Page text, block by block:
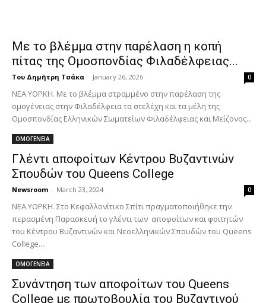
Με το βλέμμα στην παρέλαση η κοπή
πίτας της Ομοσπονδίας Φιλαδέλφειας...
Του Δημήτρη Τσάκα - January 26, 2026 0
ΝΕΑ ΥΟΡΚΗ. Με το βλέμμα στραμμένο στην παρέλαση της
ομογένειας στην Φιλαδέλφεια τα στελέχη και τα μέλη της
Ομοσπονδίας Ελληνικών Σωματείων Φιλαδέλφειας και Μείζονος...
ΟΜΟΓΕΝΕΙΑ
Γλέντι αποφοίτων Κέντρου Βυζαντινών
Σπουδών του Queens College
Newsroom - March 23, 2024 0
ΝΕΑ ΥΟΡΚΗ. Στο Κεφαλλονίτικο Σπίτι πραγματοποιήθηκε την
περασμένη Παρασκευή το γλέντι των αποφοίτων και φοιτητών
του Κέντρου Βυζαντινών και Νεοελληνικών Σπουδών του Queens
College....
ΟΜΟΓΕΝΕΙΑ
Συνάντηση των αποφοίτων του Queens
College με πρωτοβουλία του Βυζαντινού